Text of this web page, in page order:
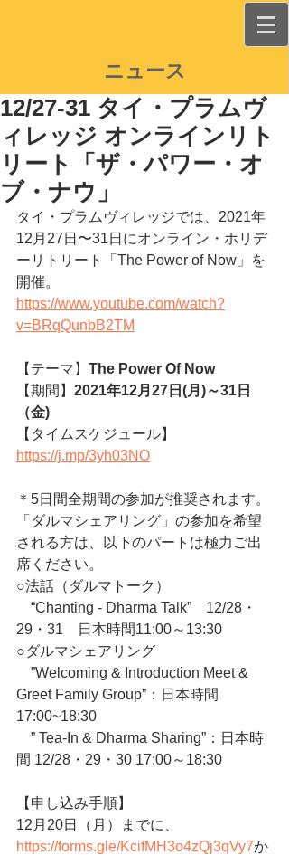
ニュース
12/27-31 タイ・プラムヴ
ィレッジ オンラインリト
リート「ザ・パワー・オ
ブ・ナウ」
タイ・プラムヴィレッジでは、2021年
12月27日〜31日にオンライン・ホリデ
ーリトリート「The Power of Now」を
開催。
https://www.youtube.com/watch?
v=BRqQunbB2TM
【テーマ】 The Power Of Now
【期間】 2021年12月27日(月)～31日
（金)
【タイムスケジュール】
https://j.mp/3yh03NO
＊5日間全期間の参加が推奨されます。
「ダルマシェアリング」の参加を希望
される方は、以下のパートは極力ご出
席ください。
○法話（ダルマトーク）
“Chanting - Dharma Talk”　12/28・
29・31　日本時間11:00～13:30
○ダルマシェアリング
”Welcoming & Introduction Meet &
Greet Family Group”：日本時間
17:00~18:30
” Tea-In & Dharma Sharing”：日本時
間 12/28・29・30 17:00～18:30
【申し込み手順】
12月20日（月）までに、
https://forms.gle/KcifMH3o4zQj3qVy7か